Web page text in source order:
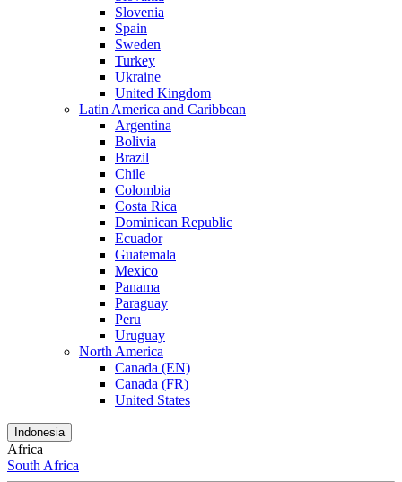
Slovenia
Spain
Sweden
Turkey
Ukraine
United Kingdom
Latin America and Caribbean
Argentina
Bolivia
Brazil
Chile
Colombia
Costa Rica
Dominican Republic
Ecuador
Guatemala
Mexico
Panama
Paraguay
Peru
Uruguay
North America
Canada (EN)
Canada (FR)
United States
Indonesia
Africa
South Africa